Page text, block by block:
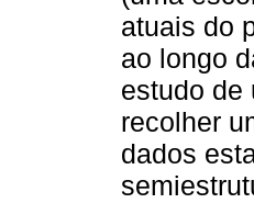
atuais do
ao longo
estudo de
recolher
dados